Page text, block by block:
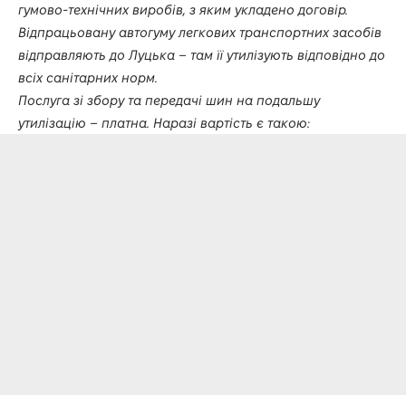
гумово-технічних виробів, з яким укладено договір.
Відпрацьовану автогуму легкових транспортних засобів
відправляють до Луцька – там її утилізують відповідно до
всіх санітарних норм.
Послуга зі збору та передачі шин на подальшу
утилізацію – платна. Наразі вартість є такою: